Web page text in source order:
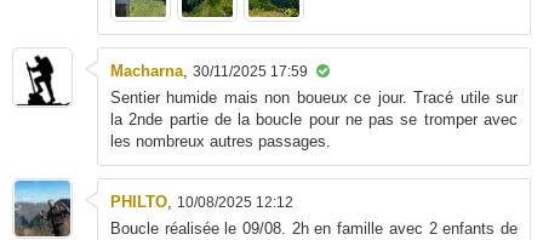
Macharna, 30/11/2025 17:59
Sentier humide mais non boueux ce jour. Tracé utile sur
la 2nde partie de la boucle pour ne pas se tromper avec
les nombreux autres passages.
PHILTO, 10/08/2025 12:12
Boucle réalisée le 09/08. 2h en famille avec 2 enfants de